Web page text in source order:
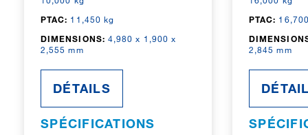
PTAC: 11,450 kg
DIMENSIONS: 4,980 x 1,900 x
2,555 mm
DÉTAILS
SPÉCIFICATIONS
PTAC:
2,845 mm